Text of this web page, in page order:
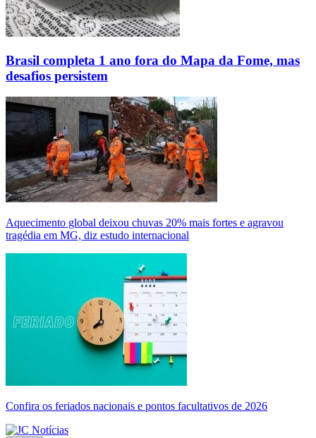
Brasil completa 1 ano fora do Mapa da Fome, mas
desafios persistem
Aquecimento global deixou chuvas 20% mais fortes e agravou
tragédia em MG, diz estudo internacional
Confira os feriados nacionais e pontos facultativos de 2026